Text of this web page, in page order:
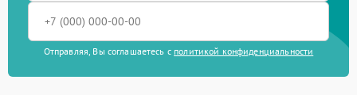
Отправляя, Вы соглашаетесь с политикой конфиденциальности